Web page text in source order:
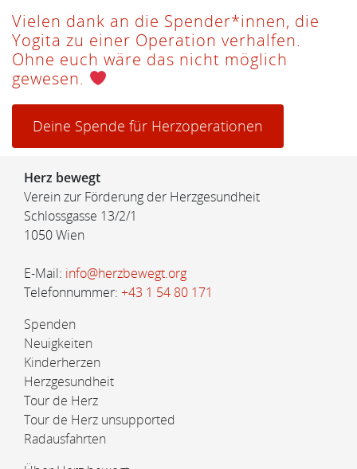
Vielen dank an die Spender*innen, die
Yogita zu einer Operation verhalfen.
Ohne euch wäre das nicht möglich
gewesen.
Deine Spende für Herzoperationen
Herz bewegt
Verein zur Förderung der Herzgesundheit
Schlossgasse 13/2/1
1050 Wien
E-Mail: info@herzbewegt.org
Telefonnummer: +43 1 54 80 171
Spenden
Neuigkeiten
Kinderherzen
Herzgesundheit
Tour de Herz
Tour de Herz unsupported
Radausfahrten